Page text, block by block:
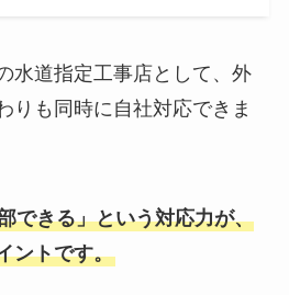
水道指定工事店として、外
りも同時に自社対応できま
できる」という対応力が、
ントです。